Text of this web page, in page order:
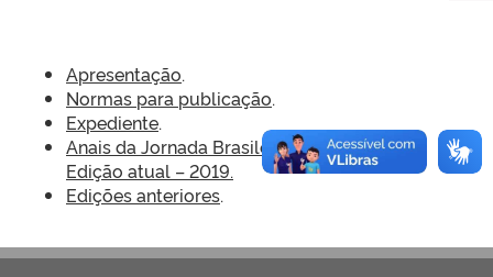
Apresentação.
Normas para publicação.
Expediente.
Anais da Jornada Brasileira de Sociologia –
Edição atual – 2019.
Edições anteriores.